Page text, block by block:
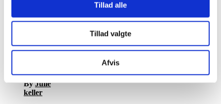
Tillad alle
Tillad valgte
Afvis
er ikke
lemer
2021 -
ByJulie
keller